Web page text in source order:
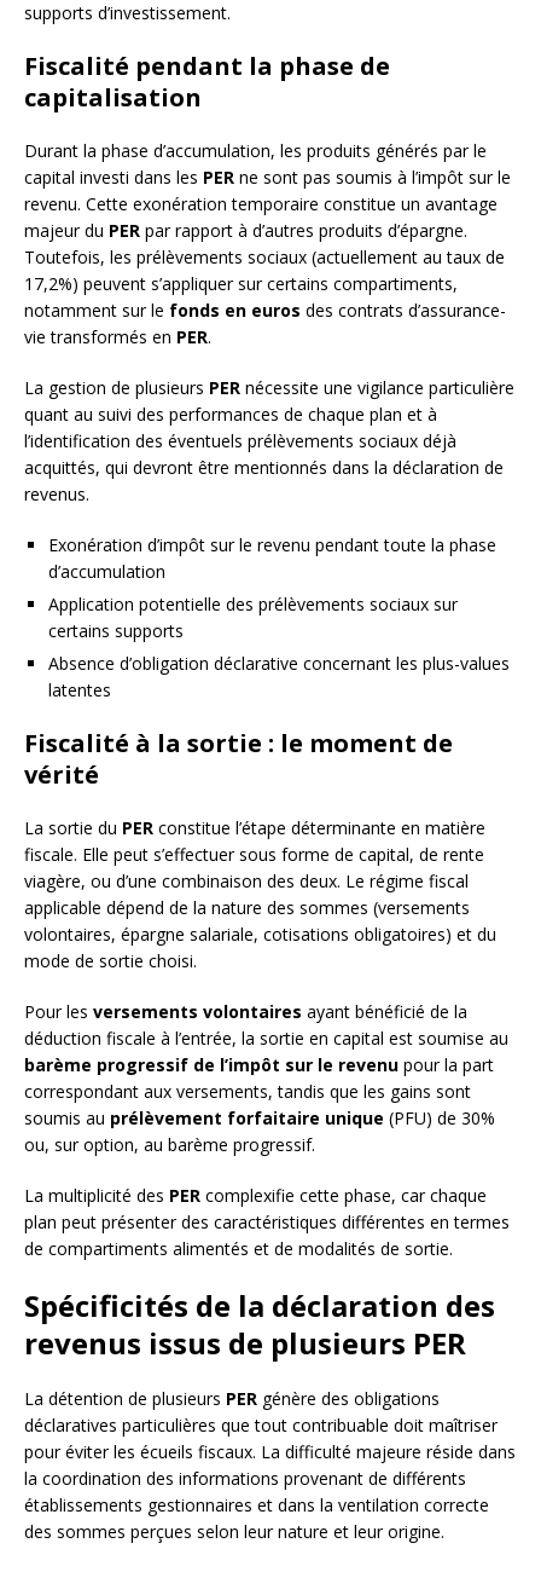
supports d’investissement.
Fiscalité pendant la phase de
capitalisation
Durant la phase d’accumulation, les produits générés par le
capital investi dans les PER ne sont pas soumis à l’impôt sur le
revenu. Cette exonération temporaire constitue un avantage
majeur du PER par rapport à d’autres produits d’épargne.
Toutefois, les prélèvements sociaux (actuellement au taux de
17,2%) peuvent s’appliquer sur certains compartiments,
notamment sur le fonds en euros des contrats d’assurance-
vie transformés en PER.
La gestion de plusieurs PER nécessite une vigilance particulière
quant au suivi des performances de chaque plan et à
l’identification des éventuels prélèvements sociaux déjà
acquittés, qui devront être mentionnés dans la déclaration de
revenus.
Exonération d’impôt sur le revenu pendant toute la phase
d’accumulation
Application potentielle des prélèvements sociaux sur
certains supports
Absence d’obligation déclarative concernant les plus-values
latentes
Fiscalité à la sortie : le moment de
vérité
La sortie du PER constitue l’étape déterminante en matière
fiscale. Elle peut s’effectuer sous forme de capital, de rente
viagère, ou d’une combinaison des deux. Le régime fiscal
applicable dépend de la nature des sommes (versements
volontaires, épargne salariale, cotisations obligatoires) et du
mode de sortie choisi.
Pour les versements volontaires ayant bénéficié de la
déduction fiscale à l’entrée, la sortie en capital est soumise au
barème progressif de l’impôt sur le revenu pour la part
correspondant aux versements, tandis que les gains sont
soumis au prélèvement forfaitaire unique (PFU) de 30%
ou, sur option, au barème progressif.
La multiplicité des PER complexifie cette phase, car chaque
plan peut présenter des caractéristiques différentes en termes
de compartiments alimentés et de modalités de sortie.
Spécificités de la déclaration des
revenus issus de plusieurs PER
La détention de plusieurs PER génère des obligations
déclaratives particulières que tout contribuable doit maîtriser
pour éviter les écueils fiscaux. La difficulté majeure réside dans
la coordination des informations provenant de différents
établissements gestionnaires et dans la ventilation correcte
des sommes perçues selon leur nature et leur origine.